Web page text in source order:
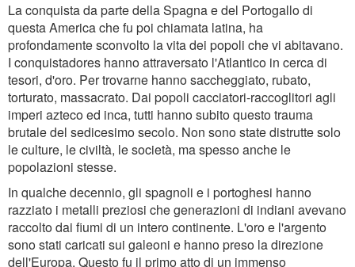
La conquista da parte della Spagna e del Portogallo di
questa America che fu poi chiamata latina, ha
profondamente sconvolto la vita dei popoli che vi abitavano.
I conquistadores hanno attraversato l'Atlantico in cerca di
tesori, d'oro. Per trovarne hanno saccheggiato, rubato,
torturato, massacrato. Dai popoli cacciatori-raccoglitori agli
imperi azteco ed inca, tutti hanno subito questo trauma
brutale del sedicesimo secolo. Non sono state distrutte solo
le culture, le civiltà, le società, ma spesso anche le
popolazioni stesse.
In qualche decennio, gli spagnoli e i portoghesi hanno
razziato i metalli preziosi che generazioni di indiani avevano
raccolto dai fiumi di un intero continente. L'oro e l'argento
sono stati caricati sui galeoni e hanno preso la direzione
dell'Europa. Questo fu il primo atto di un immenso